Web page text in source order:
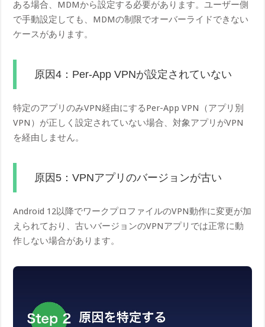
ある場合、MDMから設定する必要があります。ユーザー側
で手動設定しても、MDMの制限でオーバーライドできない
ケースがあります。
原因4：Per-App VPNが設定されていない
特定のアプリのみVPN経由にするPer-App VPN（アプリ別
VPN）が正しく設定されていない場合、対象アプリがVPN
を経由しません。
原因5：VPNアプリのバージョンが古い
Android 12以降でワークプロファイルのVPN動作に変更が加
えられており、古いバージョンのVPNアプリでは正常に動
作しない場合があります。